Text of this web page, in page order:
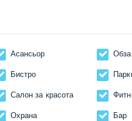
Асансьор
Бистро
Салон за красота
Охрана Бар